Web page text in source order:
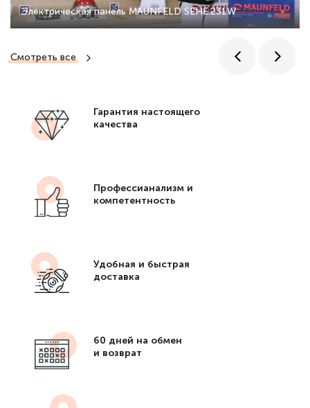
Смотреть все
Электрическая панель MAUNFELD SEHE.231W
Гарантия настоящего
качества
Профессианализм и
компетентность
Удобная и быстрая
доставка
60 дней на обмен
и возврат